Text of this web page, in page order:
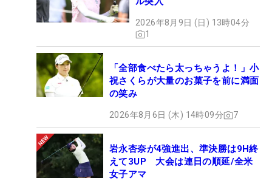
2026年8月9日 (日) 13時04分
1
「全部食べたら太っちゃうよ！」小
祝さくらが大量のお菓子を前に満面
の笑み
2026年8月6日 (木) 14時09分 7
岩永杏奈が4強進出、準決勝は9H終
えて3UP 大会は連日の順延/全米
女子アマ